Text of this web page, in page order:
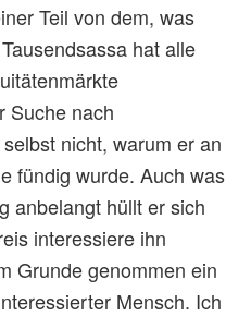
Teil von dem, was
hat alle
Suche nach
nicht, warum er an
fündig wurde. Auch was
anbelangt hüllt er sich
interessiere ihn
Grunde genommen ein
Mensch. Ich